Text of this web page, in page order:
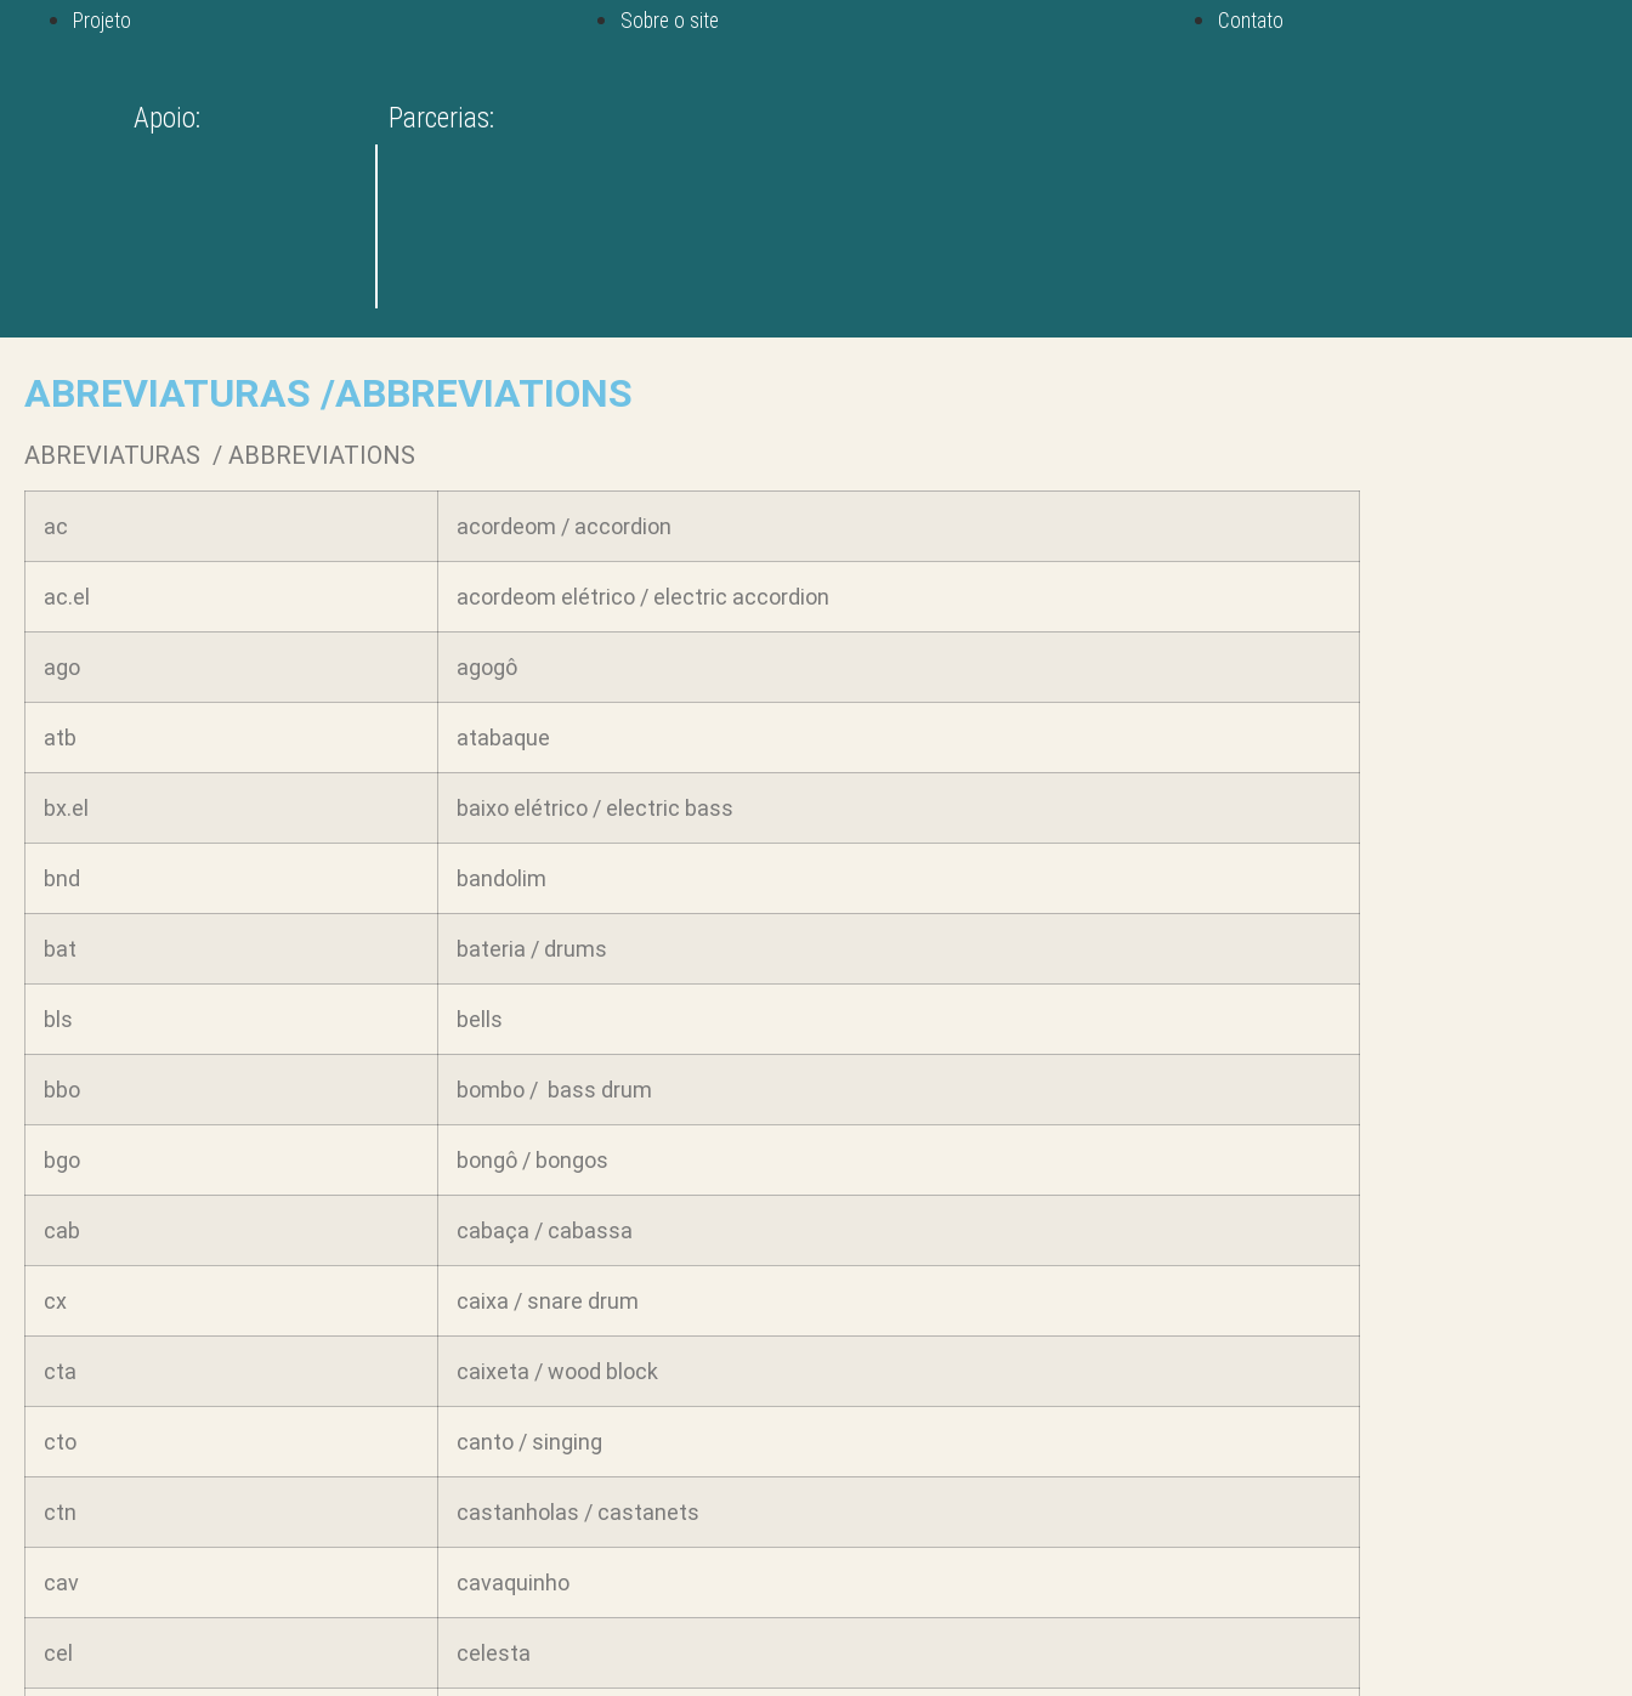
Projeto
Sobre o site
Contato
Apoio: Parcerias:
ABREVIATURAS /ABBREVIATIONS
ABREVIATURAS / ABBREVIATIONS
ac acordeom / accordion
ac.el acordeom elétrico / electric accordion
ago agogô
atb atabaque
bx.el baixo elétrico / electric bass
bnd bandolim
bat bateria / drums
bls bells
bbo bombo / bass drum
bgo bongô / bongos
cab cabaça / cabassa
cx caixa / snare drum
cta caixeta / wood block
cto canto / singing
ctn castanholas / castanets
cav cavaquinho
cel celesta